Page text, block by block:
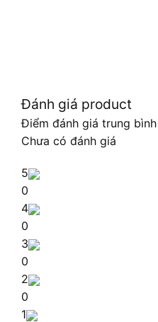
Đánh giá product
Điểm đánh giá trung bình
Chưa có đánh giá
5
0
4
0
3
0
2
0
1